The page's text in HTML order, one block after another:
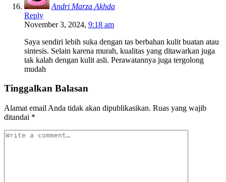
Andri Marza Akhda
Reply
November 3, 2024, 9:18 am
Saya sendiri lebih suka dengan tas berbahan kulit buatan atau
sintesis. Selain karena murah, kualitas yang ditawarkan juga
tak kalah dengan kulit asli. Perawatannya juga tergolong
mudah
Tinggalkan Balasan
Alamat email Anda tidak akan dipublikasikan. Ruas yang wajib
ditandai *